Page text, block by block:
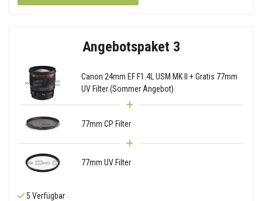
Angebotspaket 3
Canon 24mm EF F1.4L USM MK II + Gratis 77mm
UV Filter (Sommer Angebot)
77mm CP Filter
77mm UV Filter
5 Verfügbar